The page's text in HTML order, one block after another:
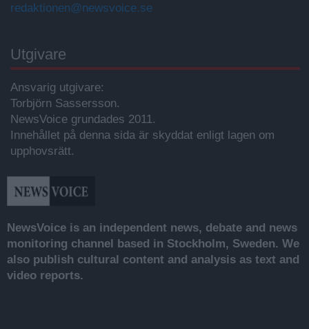
redaktionen@newsvoice.se
Utgivare
Ansvarig utgivare:
Torbjörn Sassersson.
NewsVoice grundades 2011.
Innehållet på denna sida är skyddat enligt lagen om
upphovsrätt.
NewsVoice is an independent news, debate and news
monitoring channel based in Stockholm, Sweden. We
also publish cultural content and analysis as text and
video reports.